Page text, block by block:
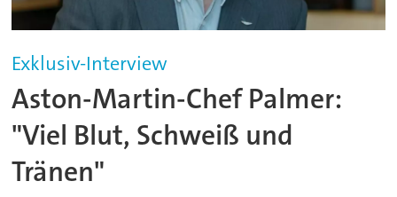
Exklusiv-Interview
Aston-Martin-Chef Palmer:
"Viel Blut, Schweiß und
Tränen"